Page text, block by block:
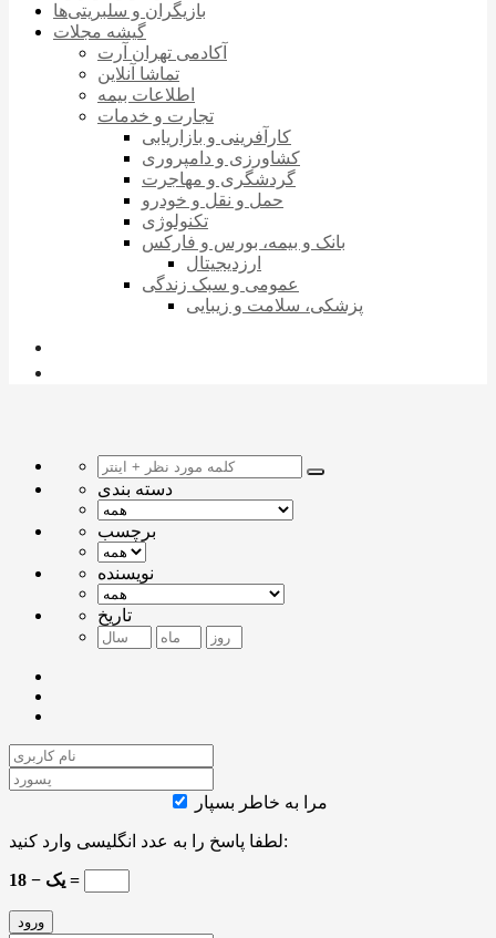
بازیگران و سلبریتی‌ها
گیشه مجلات
آکادمی تهران آرت
تماشا آنلاین
اطلاعات بیمه
تجارت و خدمات
کارآفرینی و بازاریابی
کشاورزی و دامپروری
گردشگری و مهاجرت
حمل و نقل و خودرو
تکنولوژی
بانک و بیمه، بورس و فارکس
ارزدیجیتال
عمومی و سبک زندگی
پزشکی، سلامت و زیبایی
دسته بندی
برچسب
نویسنده
تاریخ
مرا به خاطر بسپار
لطفا پاسخ را به عدد انگلیسی وارد کنید:
18 − یک =